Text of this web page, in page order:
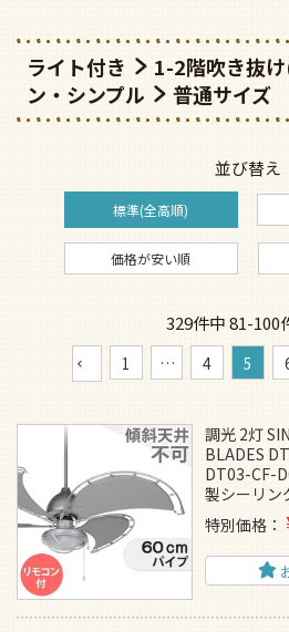
ライト付き 1-2階吹き抜
ン・シンプル
普通サイズ
並び替え
標準(全高順)
価格が安い順
329件中81-100
1 … 4 5
調光 2灯
BLADES
DT03-CF-
製シーリン
特別価格